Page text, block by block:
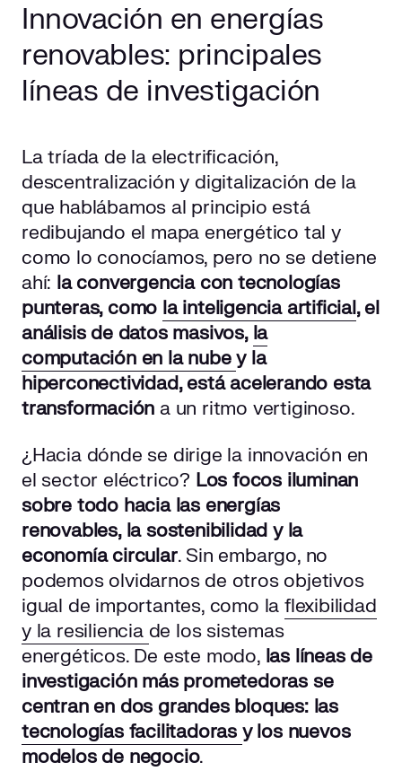
Innovación en energías
renovables: principales
líneas de investigación
La tríada de la electrificación,
descentralización y digitalización de la
que hablábamos al principio está
redibujando el mapa energético tal y
como lo conocíamos, pero no se detiene
ahí: la convergencia con tecnologías
punteras, como la inteligencia artificial, el
análisis de datos masivos, la
computación en la nubey la
hiperconectividad, está acelerando esta
transformación a un ritmo vertiginoso.
¿Hacia dónde se dirige la innovación en
el sector eléctrico? Los focos iluminan
sobre todo hacia las energías
renovables, la sostenibilidad y la
economía circular. Sin embargo, no
podemos olvidarnos de otros objetivos
igual de importantes, como la flexibilidad
y la resiliencia de los sistemas
energéticos. De este modo, las líneas de
investigación más prometedoras se
centran en dos grandes bloques: las
tecnologías facilitadoras y los nuevos
modelos de negocio.